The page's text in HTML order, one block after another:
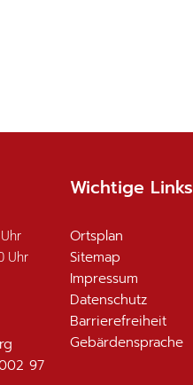
Uhr
97
Wichtige Links
Ortsplan
Sitemap
Impressum
Datenschutz
Barrierefreiheit
Gebärdensprache